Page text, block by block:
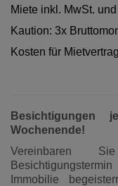
Miete inkl. MwSt.
Kaution: 3x
Kosten für
Wochenende!
Vereinbaren
Immobilie